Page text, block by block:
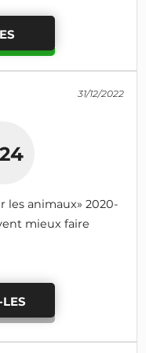
31/12/2022
les animaux» 2020-
mieux faire